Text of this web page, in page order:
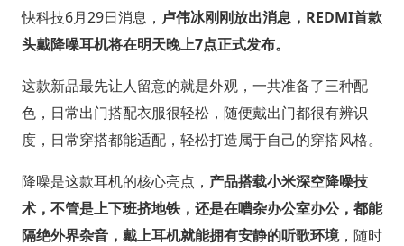
快科技6月29日消息， 卢伟冰刚刚放出消息，REDMI首款
头戴降噪耳机将在明天晚上7点正式发布。
这款新品最先让人留意的就是外观，一共准备了三种配
色，日常出门搭配衣服很轻松，随便戴出门都很有辨识
度，日常穿搭都能适配，轻松打造属于自己的穿搭风格。
降噪是这款耳机的核心亮点， 产品搭载小米深空降噪技
术，不管是上下班挤地铁，还是在嘈杂办公室办公，都能
隔绝外界杂音，戴上耳机就能拥有安静的听歌环境，随时